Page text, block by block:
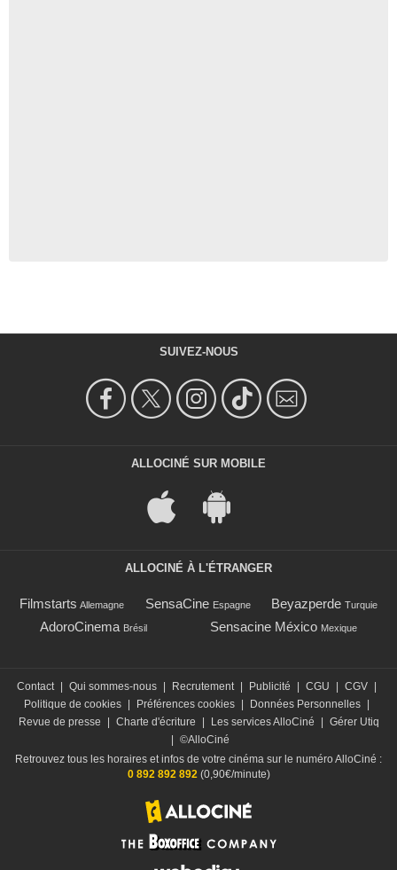
SUIVEZ-NOUS
ALLOCINÉ SUR MOBILE
ALLOCINÉ À L'ÉTRANGER
Filmstarts Allemagne SensaCine Espagne Beyazperde Turquie
AdoroCinema Brésil Sensacine México Mexique
Contact | Qui sommes-nous | Recrutement | Publicité | CGU | CGV |
Politique de cookies | Préférences cookies | Données Personnelles |
Revue de presse
| Charte d'écriture | Les services AlloCiné | Gérer Utiq
| ©AlloCiné
Retrouvez tous les horaires et infos de votre cinéma sur le numéro AlloCiné :
0 892 892 892(0,90€/minute)